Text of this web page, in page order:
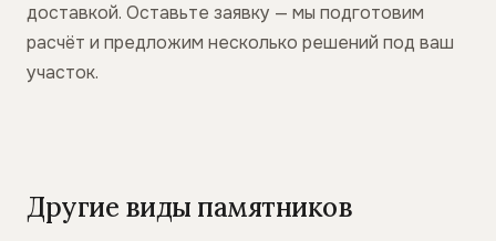
доставкой. Оставьте заявку — мы подготовим
расчёт и предложим несколько решений под ваш
участок.
Другие виды памятников